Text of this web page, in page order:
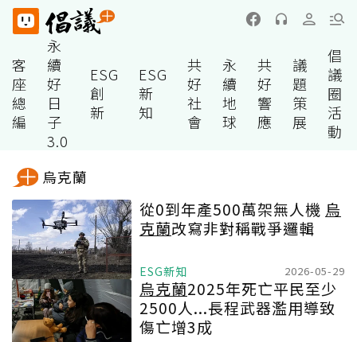
客
座
總
編
永
續
好
日
子
3.0
ESG
創
新
ESG
新
知
共
好
社
會
永
續
地
球
共
好
響
應
議
題
策
展
倡
議
圈
活
動
烏克蘭
從0到年產500萬架無人機 烏
克蘭改寫非對稱戰爭邏輯
ESG新知 2026-05-29
烏克蘭2025年死亡平民至少
2500人...長程武器濫用導致
傷亡增3成